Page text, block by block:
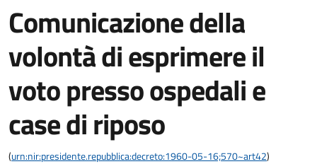
Comunicazione della
volontà di esprimere il
voto presso ospedali e
case di riposo
(urn:nir:presidente.repubblica:decreto:1960-05-16;570~art42)